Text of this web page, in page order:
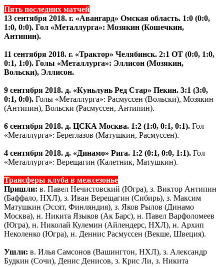
Пять последних матчей
13 сентября 2018. г. «Авангард» Омская область. 1:0 (0:0,
1:0, 0:0). Гол «Металлурга»: Мозякин (Кошечкин,
Антипин).
11 сентября 2018. г. «Трактор» Челябинск. 2:1 ОТ (0:0, 1:0,
0:1, 1:0). Голы «Металлурга»: Эллисон (Мозякин,
Вольски), Эллисон.
9 сентября 2018. д. «Куньлунь Ред Стар» Пекин. 3:1 (3:0,
0:1, 0:0). Голы «Металлурга»: Расмуссен (Вольски), Мозякин
(Антипин), Вольски (Расмуссен, Антипин).
6 сентября 2018. д. ЦСКА Москва. 1:2 (1:0, 0:1, 0:1). Гол
«Металлурга»: Береглазов (Матушкин, Расмуссен).
4 сентября 2018. д. «Динамо» Рига. 1:2 (0:1, 0:0, 1:1). Гол
«Металлурга»: Верещагин (Калетник, Матушкин).
Трансферы клуба в межсезонье
Пришли: в. Павел Нечистовский (Югра), з. Виктор Антипин
(Баффало, НХЛ), з. Иван Верещагин (Сибирь), з. Максим
Матушкин (Эссят, Финляндия), з. Яков Рылов (Динамо
Москва), н. Никита Языков (Ак Барс), н. Павел Варфоломеев
(Югра), н. Николай Кулемин (Айлендерс, НХЛ), н. Архип
Неколенко (Югра), н. Деннис Расмуссен (Векше, Швеция).
Ушли: в. Илья Самсонов (Вашингтон, НХЛ), з. Александр
Будкин (Сочи), Денис Денисов, з. Крис Ли, з. Никита